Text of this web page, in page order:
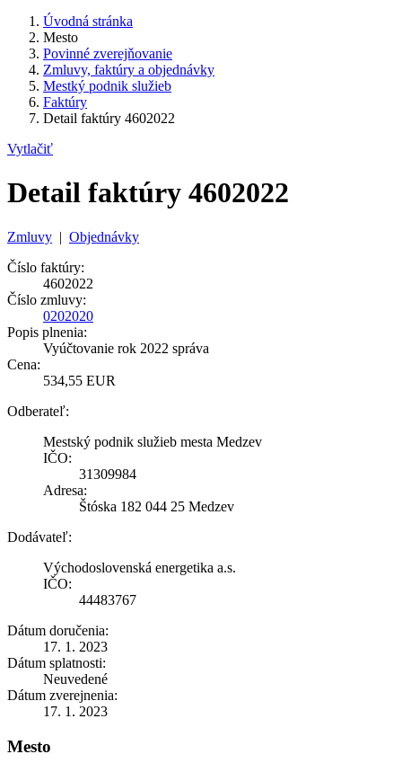
Úvodná stránka
Mesto
Povinné zverejňovanie
Zmluvy, faktúry a objednávky
Mestký podnik služieb
Faktúry
Detail faktúry 4602022
Vytlačiť
Detail faktúry 4602022
Zmluvy | Objednávky
Číslo faktúry:
4602022
Číslo zmluvy:
0202020
Popis plnenia:
Vyúčtovanie rok 2022 správa
Cena:
534,55 EUR
Odberateľ:
Mestský podnik služieb mesta Medzev
IČO:
31309984
Adresa:
Štóska 182 044 25 Medzev
Dodávateľ:
Východoslovenská energetika a.s.
IČO:
44483767
Dátum doručenia:
17. 1. 2023
Dátum splatnosti:
Neuvedené
Dátum zverejnenia:
17. 1. 2023
Mesto